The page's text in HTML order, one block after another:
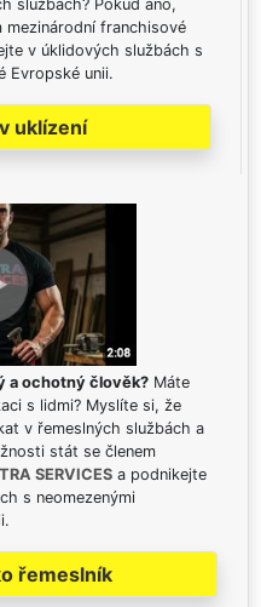
službách? Pokud ano,
franchisové
v úklidových službách s
Evropské unii.
uklízení
a ochotný člověk? Máte
s lidmi? Myslíte si, že
v řemeslných službách a
stát se členem
SERVICES a podnikejte
s neomezenými
řemeslník